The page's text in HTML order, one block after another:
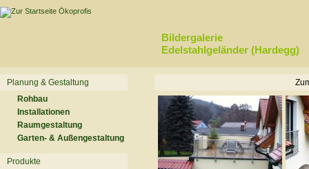
Bildergalerie
Edelstahlgeländer (Hardegg)
Planung & Gestaltung
Rohbau
Installationen
Raumgestaltung
Garten- & Außengestaltung
Produkte